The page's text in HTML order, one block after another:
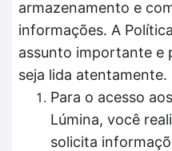
armazenamento e
informações. A
assunto importante e
seja lida atentamente.
Para o acesso
Lúmina, você
solicita